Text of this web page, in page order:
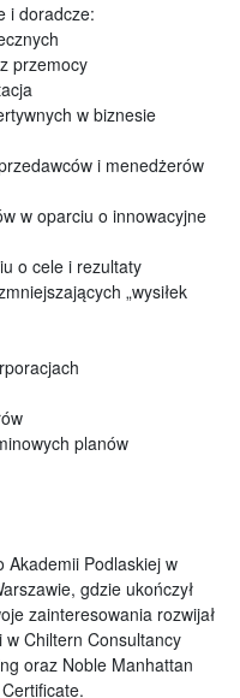
i doradcze:
przemocy
w biznesie
i menedżerów
w oparciu o innowacyjne
o cele i rezultaty
„wysiłek
planów
Akademii Podlaskiej w
gdzie ukończył
zainteresowania rozwijał
Chiltern Consultancy
oraz Noble Manhattan